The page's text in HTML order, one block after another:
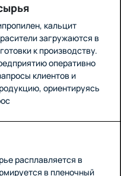
кальцит
загружаются в
к производству.
оперативно
клиентов и
ориентируясь
расплавляется в
в пленочный